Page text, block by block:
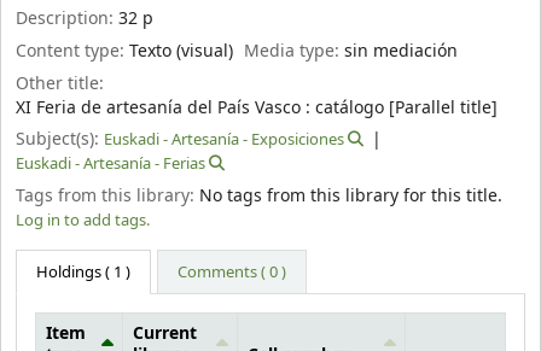
Description: 32 p
Content type: Texto (visual) Media type:sin mediación
Other title:
XI Feria de artesanía del País Vasco : catálogo [Parallel title]
Subject(s): Euskadi - Artesanía - Exposiciones
Euskadi - Artesanía - Ferias
Tags from this library: No tags from this library for this title.
Log in to add tags.
Holdings( 1 ) Comments ( 0 )
Item
Current